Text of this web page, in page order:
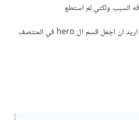
2- في صفحه ال index اريد ان اجعل قسم ال hero في المنتصف